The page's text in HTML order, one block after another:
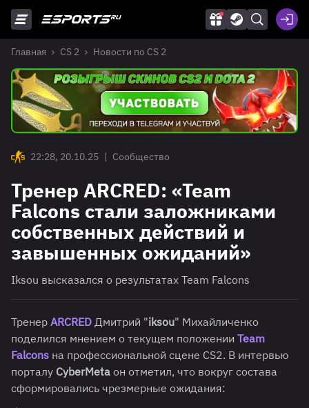
Главная CS 2 Новости по CS 2
22:28, 20.10.25 | Сообщество
Тренер ARCRED: «Team
Falcons стали заложниками
собственных действий и
завышенных ожиданий»
Iksou высказался о результатах Team Falcons
Тренер ARCRED Дмитрий "iksou" Михайличенко
поделился мнением о текущем положении Team
Falcons на профессиональной сцене CS2. В интервью
порталу CyberMeta он отметил, что вокруг состава
сформировались чрезмерные ожидания: